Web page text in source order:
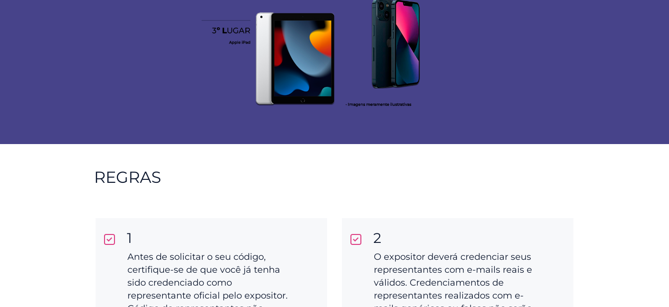
REGRAS
1
Antes de solicitar o seu código,
certifique-se de que você já tenha
sido credenciado como
representante oficial pelo expositor.
2
O expositor deverá credenciar seus
representantes com e-mails reais e
válidos. Credenciamentos de
representantes realizados com e-